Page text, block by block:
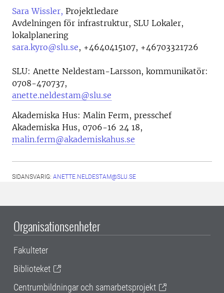
Sara Wissler, Projektledare
Avdelningen för infrastruktur, SLU Lokaler,
lokalplanering
sara.kyro@slu.se, +4640415107, +46703321726
SLU: Anette Neldestam-Larsson, kommunikatör:
0708-470737,
anette.neldestam@slu.se
Akademiska Hus: Malin Ferm, presschef
Akademiska Hus, 0706-16 24 18,
malin.ferm@akademiskahus.se
SIDANSVARIG: ANETTE.NELDESTAM@SLU.SE
Organisationsenheter
Fakulteter
Biblioteket
Centrumbildningar och samarbetsprojekt